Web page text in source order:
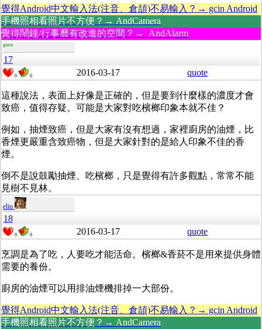
覺得Android中文輸入法(注音、倉頡)不易輸入？→ gcin Android
手機照相看照片不方便？→ AndCamera
覺得鬧鐘/行事曆有改進的空間？→ AndAlarm
guest
17
0 0 2016-03-17 quote
這種說法，表面上好像是正確的，但是要到什麼樣的濃度才會
致癌，值得存疑。可能是大家對吃檳榔印象本就不佳？
例如，抽煙致癌，但是大家有沒有想過，家裡廚房的油煙，比
香煙更嚴重含致癌物，但是大家針對的是給人印象不佳的香
煙。
倒不是說鼓勵抽煙、吃檳榔，只是覺得有許多觀點，常常不能
見樹不見林。
eliu
18
0 0 2016-03-17 quote
烹調是為了吃，人要吃才能活命。檳榔&香菸不是用來提供身體
需要的養份。
廚房的油煙可以用排油煙機排掉一大部份。
覺得Android中文輸入法(注音、倉頡)不易輸入？→ gcin Android
手機照相看照片不方便？→ AndCamera